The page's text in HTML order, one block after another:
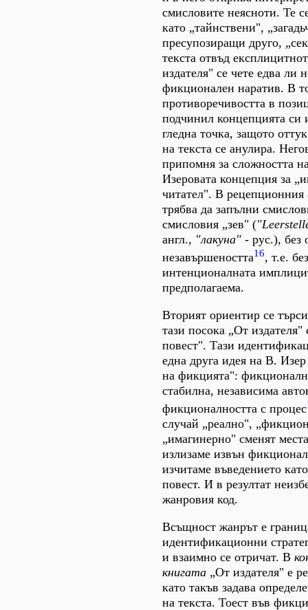
смисловите неясноти. Те
като „тайнствени",
пресупозиращи друго,
текста отвъд
издателя" се чете едва ли
фикционален наратив. В
противоречивостта в
подчинил концепцията си
гледна точка, защото
на текста се анулира.
припомня за сложността
Изеровата концепция за
читател". В рецепционния
трябва да запълни
смисловия „зев" (
англ., "лакуна" - рус.), без
незавършеността16, т.е.
интенционалната
предполагаема.
Вторият ориентир се
тази посока „От издателя"
повест". Тази
една друга идея на В.
на фикцията":
стабилна, независима
фикционалността с процес
случай „реално",
„имагинерно" сменят
излизаме извън
изчитаме въведението
повест. И в резултат
жанровия код.
Всъщност жанрът е
идентификационни
и взаимно се отричат. В
книгата „От издателя" е
като такъв задава
на текста. Тоест във